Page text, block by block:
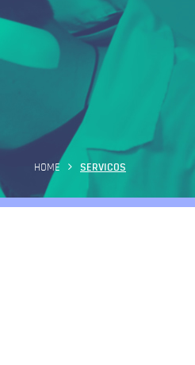
LOCALIZAÇÃO
HOME SERVICOS